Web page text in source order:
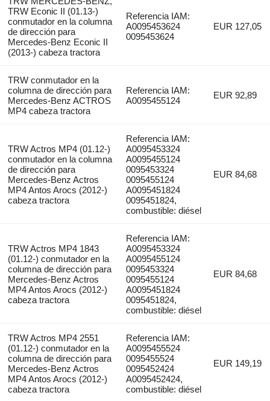
TRW Econic II (01.13-)
conmutador en la columna
de dirección para
Mercedes-Benz Econic II
(2013-) cabeza tractora
Referencia IAM:
A0095453624
0095453624
EUR 127,05
TRW conmutador en la
columna de dirección para
Mercedes-Benz ACTROS
MP4 cabeza tractora
Referencia IAM:
A0095455124
EUR 92,89
TRW Actros MP4 (01.12-)
conmutador en la columna
de dirección para
Mercedes-Benz Actros
MP4 Antos Arocs (2012-)
cabeza tractora
Referencia IAM:
A0095453324
A0095455124
0095453324
0095455124
A0095451824
0095451824,
combustible: diésel
EUR 84,68
TRW Actros MP4 1843
(01.12-) conmutador en la
columna de dirección para
Mercedes-Benz Actros
MP4 Antos Arocs (2012-)
cabeza tractora
Referencia IAM:
A0095453324
A0095455124
0095453324
0095455124
A0095451824
0095451824,
combustible: diésel
EUR 84,68
TRW Actros MP4 2551
(01.12-) conmutador en la
columna de dirección para
Mercedes-Benz Actros
MP4 Antos Arocs (2012-)
cabeza tractora
Referencia IAM:
A0095455524
0095455524
0095452424
A0095452424,
combustible: diésel
EUR 149,19